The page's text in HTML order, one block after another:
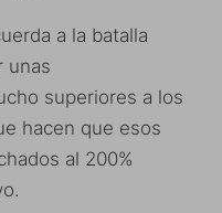
a la batalla
unas
superiores a los
hacen que esos
al 200%